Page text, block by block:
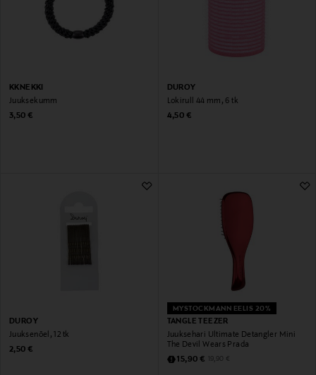
KKNEKKI
Juuksekumm
Original Price
3,50 €
DUROY
Lokirull 44 mm, 6 tk
Original Price
4,50 €
DUROY
Juuksenõel, 12 tk
Original Price
2,50 €
MYSTOCKMANN EELIS 20%
TANGLE TEEZER
Juuksehari Ultimate Detangler Mini
The Devil Wears Prada
Discounted Price
15,90 € Original Price
19,90 €